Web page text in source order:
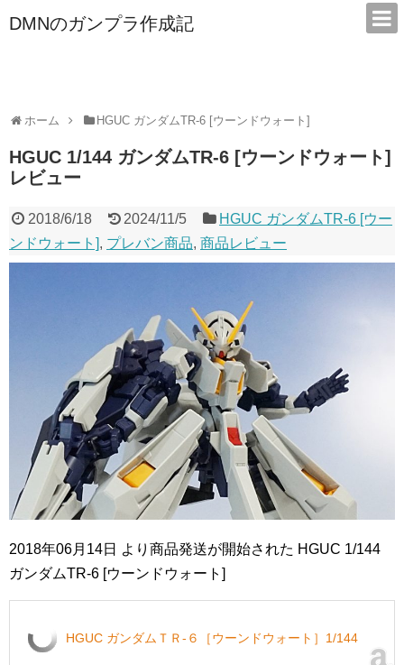
DMNのガンプラ作成記
ホーム HGUC ガンダムTR-6 [ウーンドウォート]
HGUC 1/144 ガンダムTR-6 [ウーンドウォート]
レビュー
2018/6/18 2024/11/5
HGUC ガンダムTR-6 [ウー
ンドウォート], プレバン商品, 商品レビュー
2018年06月14日 より商品発送が開始された HGUC 1/144
ガンダムTR-6 [ウーンドウォート]
HGUC ガンダムＴＲ-６［ウーンドウォート］1/144